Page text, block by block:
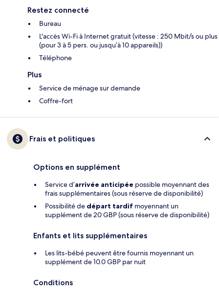
Restez connecté
Bureau
L'accès Wi-Fi à Internet gratuit (vitesse : 250 Mbit/s ou plus
(pour 3 à 5 pers. ou jusqu’à 10 appareils))
Téléphone
Plus
Service de ménage sur demande
Coffre-fort
Frais et politiques
Options en supplément
Service d’arrivée anticipée possible moyennant des
frais supplémentaires (sous réserve de disponibilité)
Possibilité de départ tardif moyennant un
supplément de 20 GBP (sous réserve de disponibilité)
Enfants et lits supplémentaires
Les lits-bébé peuvent être fournis moyennant un
supplément de 10.0 GBP par nuit
Conditions